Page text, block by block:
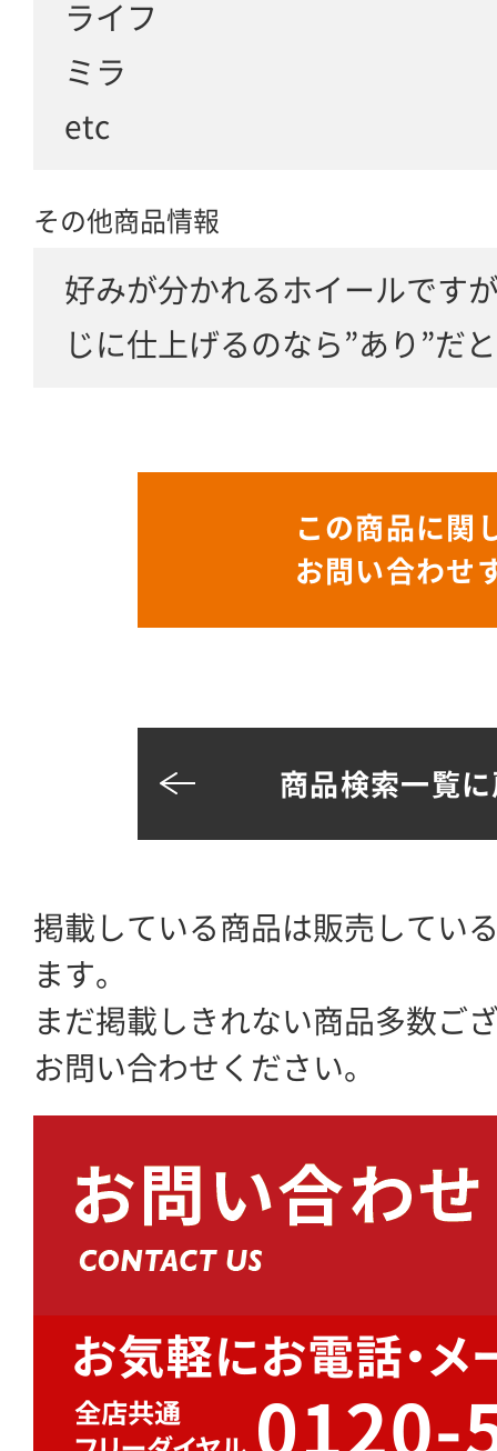
ライフ
ミラ
etc
その他商品情報
好みが分かれるホイールです
じに仕上げるのなら”あり”だ
この商品に関
お問い合わせ
商品検索一覧
掲載している商品は販売してい
ます。
まだ掲載しきれない商品多数ご
お問い合わせください。